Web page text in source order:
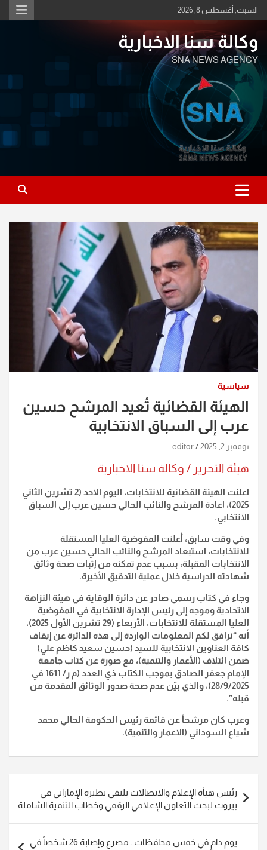
Skip
to
السبت, أغسطس 8, 2026
وكالة سنا الاخبارية
SNA NEWS AGENCY
سياسية
الهيئة القضائية تُعيد المرشح حسين
عرب إلى السباق الانتخابية
نوفمبر 2, 2025 editor
هيئة التحرير / وكالة سنا الاخبارية
اعلنت الهيئة القضائية للانتخابات، اليوم الاحد (2 تشرين الثاني
2025)، اعادة المرشح والنائب الحالي حسين عرب إلى السباق
الانتخابي.
وفي وقت سابق، أعلنت المفوضية العليا المستقلة
للانتخابات، استبعاد المرشح والنائب الحالي حسين عرب من
الانتخابات المقبلة، بسبب عدم تمكنه من إثبات صحة وثائق
شهادته الدراسية خلال عملية التدقيق الأخيرة.
وجاء في كتاب رسمي صادر عن دائرة الوقاية في هيئة النزاهة
الاتحادية وموجه إلى رئيس الإدارة الانتخابية في المفوضية
العليا المستقلة للانتخابات، الأربعاء (29 تشرين الأول 2025)،
أنه “نرافق لكم المعلومات الواردة إلى هذه الدائرة عن إيقاف
كافة العناوين الانتخابية للسيد (حسين سعيد كاظم علي)
ضمن ائتلاف (الأعمار والتنمية)، مع صورة عن كتاب جامعة
الإمام جعفر الصادق بموجب الكتاب ذي العدد (م ر/ 1611 في
28/9/2025)، والذي بيّن عدم صحة صدور الوثائق المقدمة من
قبله”.
وعرب كان مرشحاً عن قائمة رئيس الحكومة الحالي محمد
شياع السوداني (الاعمار والتنمية).
المقالات
رئيس هيأة الإعلام والاتصالات يلتقي نظيره الإماراتي في
بيروت لبحث التعاون الإعلامي الرقمي وخطاب التنمية الشاملة
يوم دامٍ في خمس محافظات.. مصرع وإصابة 26 شخصاً في